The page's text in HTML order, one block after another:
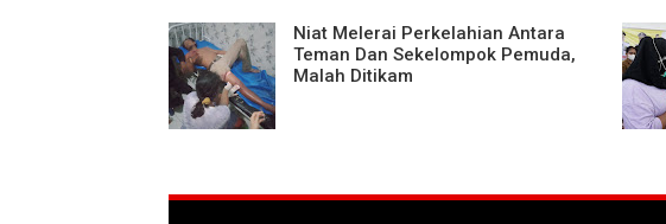
Niat Melerai Perkelahian Antara
Teman Dan Sekelompok Pemuda,
Malah Ditikam